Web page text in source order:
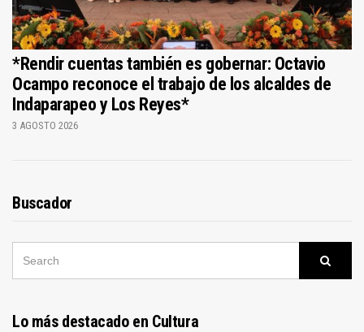
*Rendir cuentas también es gobernar: Octavio
Ocampo reconoce el trabajo de los alcaldes de
Indaparapeo y Los Reyes*
3 AGOSTO 2026
Buscador
Lo más destacado en Cultura